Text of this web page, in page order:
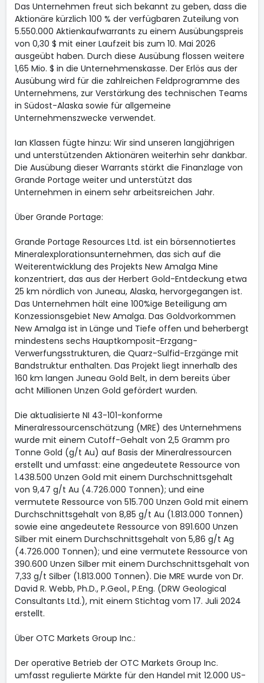
Das Unternehmen freut sich bekannt zu geben, dass die
Aktionäre kürzlich 100 % der verfügbaren Zuteilung von
5.550.000 Aktienkaufwarrants zu einem Ausübungspreis
von 0,30 $ mit einer Laufzeit bis zum 10. Mai 2026
ausgeübt haben. Durch diese Ausübung flossen weitere
1,65 Mio. $ in die Unternehmenskasse. Der Erlös aus der
Ausübung wird für die zahlreichen Feldprogramme des
Unternehmens, zur Verstärkung des technischen Teams
in Südost-Alaska sowie für allgemeine
Unternehmenszwecke verwendet.
Ian Klassen fügte hinzu: Wir sind unseren langjährigen
und unterstützenden Aktionären weiterhin sehr dankbar.
Die Ausübung dieser Warrants stärkt die Finanzlage von
Grande Portage weiter und unterstützt das
Unternehmen in einem sehr arbeitsreichen Jahr.
Über Grande Portage:
Grande Portage Resources Ltd. ist ein börsennotiertes
Mineralexplorationsunternehmen, das sich auf die
Weiterentwicklung des Projekts New Amalga Mine
konzentriert, das aus der Herbert Gold-Entdeckung etwa
25 km nördlich von Juneau, Alaska, hervorgegangen ist.
Das Unternehmen hält eine 100%ige Beteiligung am
Konzessionsgebiet New Amalga. Das Goldvorkommen
New Amalga ist in Länge und Tiefe offen und beherbergt
mindestens sechs Hauptkomposit-Erzgang-
Verwerfungsstrukturen, die Quarz-Sulfid-Erzgänge mit
Bandstruktur enthalten. Das Projekt liegt innerhalb des
160 km langen Juneau Gold Belt, in dem bereits über
acht Millionen Unzen Gold gefördert wurden.
Die aktualisierte NI 43-101-konforme
Mineralressourcenschätzung (MRE) des Unternehmens
wurde mit einem Cutoff-Gehalt von 2,5 Gramm pro
Tonne Gold (g/t Au) auf Basis der Mineralressourcen
erstellt und umfasst: eine angedeutete Ressource von
1.438.500 Unzen Gold mit einem Durchschnittsgehalt
von 9,47 g/t Au (4.726.000 Tonnen); und eine
vermutete Ressource von 515.700 Unzen Gold mit einem
Durchschnittsgehalt von 8,85 g/t Au (1.813.000 Tonnen)
sowie eine angedeutete Ressource von 891.600 Unzen
Silber mit einem Durchschnittsgehalt von 5,86 g/t Ag
(4.726.000 Tonnen); und eine vermutete Ressource von
390.600 Unzen Silber mit einem Durchschnittsgehalt von
7,33 g/t Silber (1.813.000 Tonnen). Die MRE wurde von Dr.
David R. Webb, Ph.D., P.Geol., P.Eng. (DRW Geological
Consultants Ltd.), mit einem Stichtag vom 17. Juli 2024
erstellt.
Über OTC Markets Group Inc.:
Der operative Betrieb der OTC Markets Group Inc.
umfasst regulierte Märkte für den Handel mit 12.000 US-